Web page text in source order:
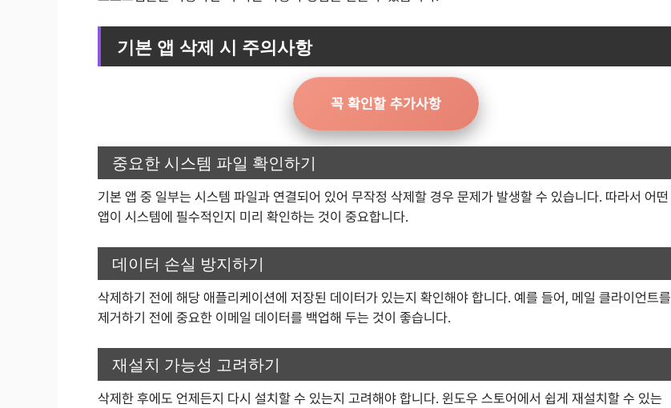
기본 앱 삭제 시 주의사항
꼭 확인할 추가사항
중요한 시스템 파일 확인하기
기본 앱 중 일부는 시스템 파일과 연결되어 있어 무작정 삭제할 경우 문제가 발생할 수 있습니다. 따라서 어떤
앱이 시스템에 필수적인지 미리 확인하는 것이 중요합니다.
데이터 손실 방지하기
삭제하기 전에 해당 애플리케이션에 저장된 데이터가 있는지 확인해야 합니다. 예를 들어, 메일 클라이언트를
제거하기 전에 중요한 이메일 데이터를 백업해 두는 것이 좋습니다.
재설치 가능성 고려하기
삭제한 후에도 언제든지 다시 설치할 수 있는지 고려해야 합니다. 윈도우 스토어에서 쉽게 재설치할 수 있는